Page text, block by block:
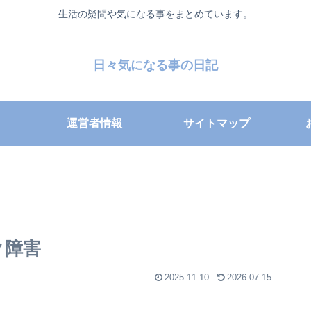
生活の疑問や気になる事をまとめています。
日々気になる事の日記
運営者情報 サイトマップ
害
2025.11.10 2026.07.15